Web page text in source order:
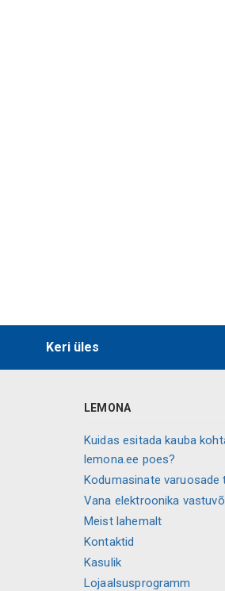
Keri üles
LEMONA
Kuidas esitada kauba
lemona.ee poes?
Kodumasinate varuosade
Vana elektroonika
Meist lahemalt
Kontaktid
Kasulik
Lojaalsusprogramm